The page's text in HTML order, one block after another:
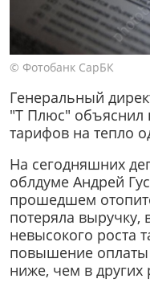
© Фотобанк СарБК
Генеральный
"Т Плюс" объяснил
тарифов на тепло
На сегодняшних
облдуме Андрей
прошедшем
потеряла выручку,
невысокого роста
повышение оплаты
ниже, чем в других